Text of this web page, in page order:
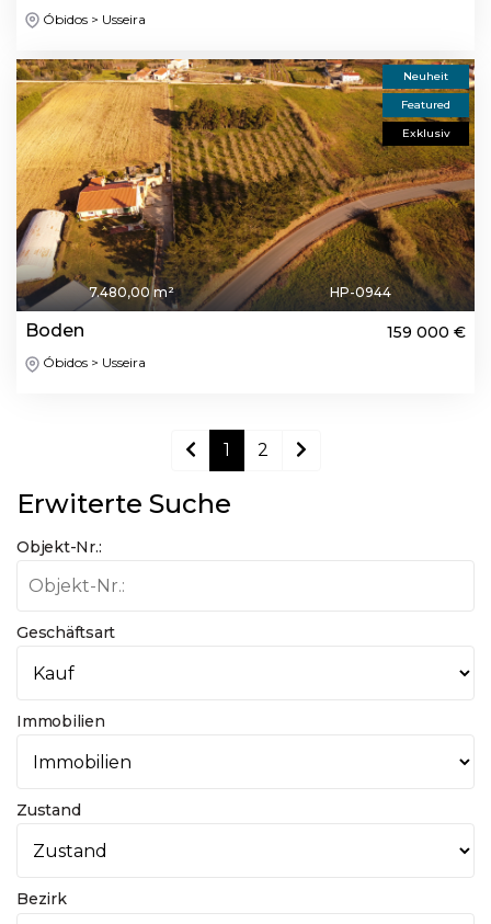
Óbidos > Usseira
Neuheit
Featured
Exklusiv
7.480,00 m² HP-0944
Boden 159 000 €
Óbidos > Usseira
1 2
Erwiterte Suche
Objekt-Nr.:
Geschäftsart
Immobilien
Zustand
Bezirk